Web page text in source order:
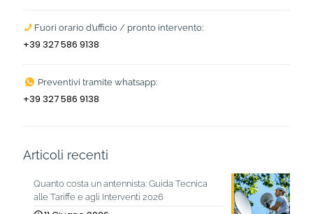
Fuori orario d’ufficio / pronto intervento:
+39 327 586 9138
Preventivi tramite whatsapp:
+39 327 586 9138
Articoli recenti
Quanto costa un antennista: Guida Tecnica
alle Tariffe e agli Interventi 2026